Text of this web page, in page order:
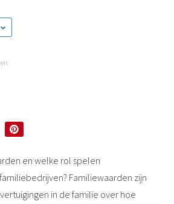
en welke rol spelen
Familiewaarden zijn
in de familie over hoe